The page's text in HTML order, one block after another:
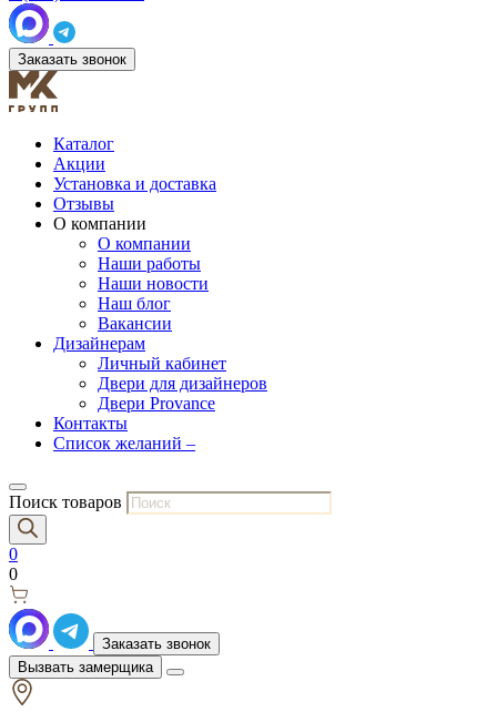
Заказать звонок
Каталог
Акции
Установка и доставка
Отзывы
О компании
О компании
Наши работы
Наши новости
Наш блог
Вакансии
Дизайнерам
Личный кабинет
Двери для дизайнеров
Двери Provance
Контакты
Список желаний –
Поиск товаров
0
0
Заказать звонок
Вызвать замерщика